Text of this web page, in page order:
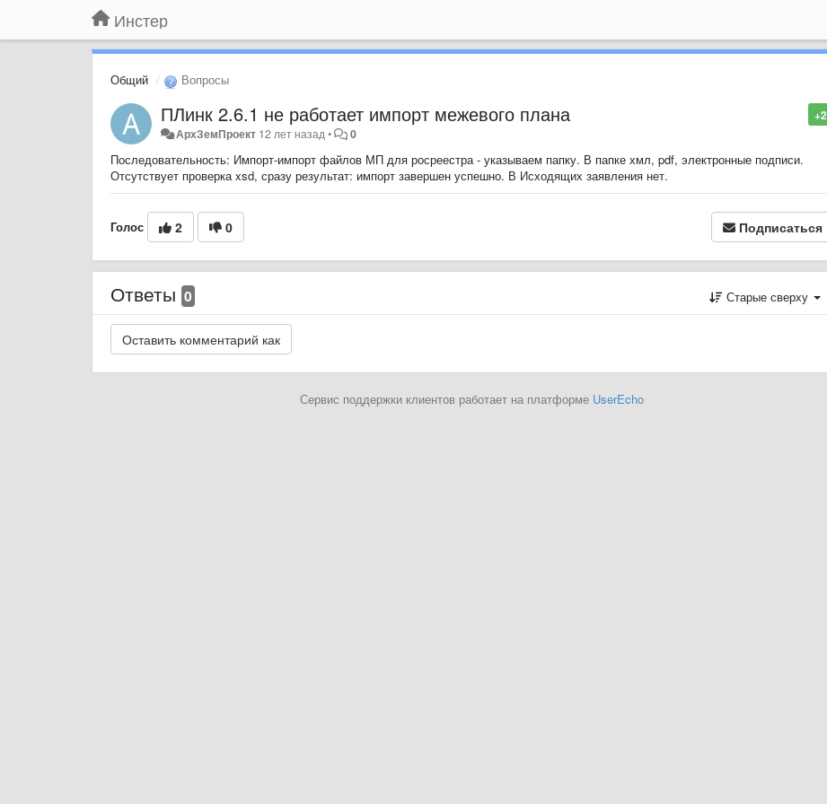
Инстер
Общий Вопросы
+2
ПЛинк 2.6.1 не работает импорт межевого плана
АрхЗемПроект 12 лет назад • 0
Последовательность: Импорт-импорт файлов МП для росреестра - указываем папку. В папке хмл, pdf, электронные подписи.
Отсутствует проверка xsd, сразу результат: импорт завершен успешно. В Исходящих заявления нет.
Голос 2 0 Подписаться
Ответы 0 Старые сверху
Сервис поддержки клиентов работает на платформе UserEcho